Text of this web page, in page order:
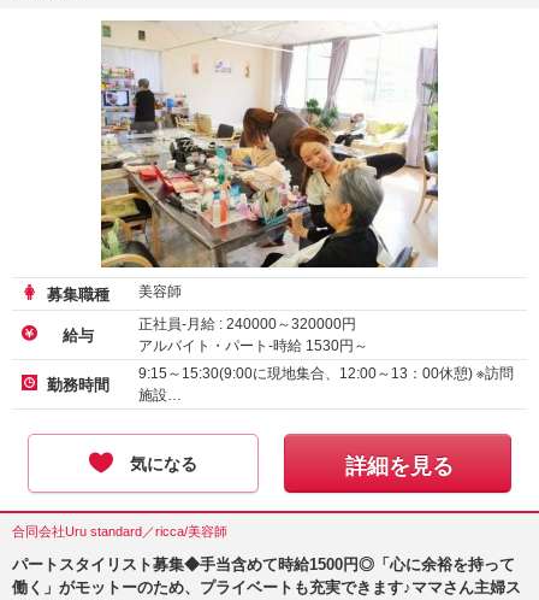
募集職種 美容師
給与
正社員-月給 : 240000～320000円
アルバイト・パート-時給 1530円～
アルバイト・パート-時給 :1226 ～1600円
勤務時間
9:15～15:30(9:00に現地集合、12:00～13：00休憩) ※訪問
施設…
気になる 詳細を見る
合同会社Uru standard／ricca/美容師
パートスタイリスト募集◆手当含めて時給1500円◎「心に余裕を持って
働く」がモットーのため、プライベートも充実できます♪ママさん主婦ス